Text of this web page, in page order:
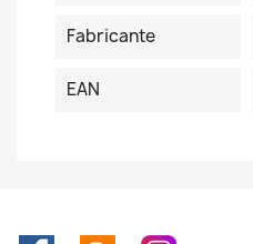
Fabricante
EAN